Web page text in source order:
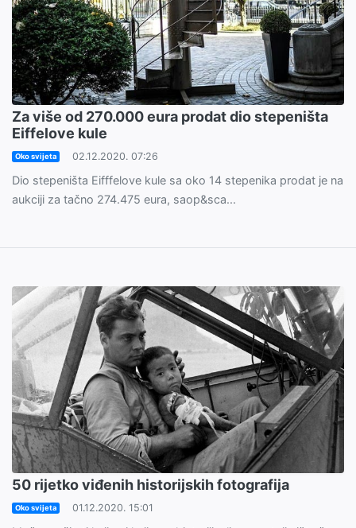
Za više od 270.000 eura prodat dio stepeništa
Eiffelove kule
Oko svijeta 02.12.2020. 07:26
Dio stepeništa Eifffelove kule sa oko 14 stepenika prodat je na
aukciji za tačno 274.475 eura, saop&sca...
50 rijetko viđenih historijskih fotografija
Oko svijeta 01.12.2020. 15:01